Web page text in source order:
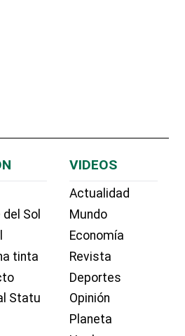
Sol
tinta
Statu
VIDEOS
Actualidad
Mundo
Economía
Revista
Deportes
Opinión
Planeta